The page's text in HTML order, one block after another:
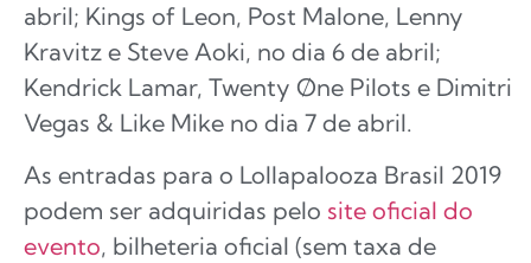
abril; Kings of Leon, Post Malone, Lenny
Kravitz e Steve Aoki, no dia 6 de abril;
Kendrick Lamar, Twenty Øne Pilots e Dimitri
Vegas & Like Mike no dia 7 de abril.
As entradas para o Lollapalooza Brasil 2019
podem ser adquiridas pelo site oficial do
evento, bilheteria oficial (sem taxa de